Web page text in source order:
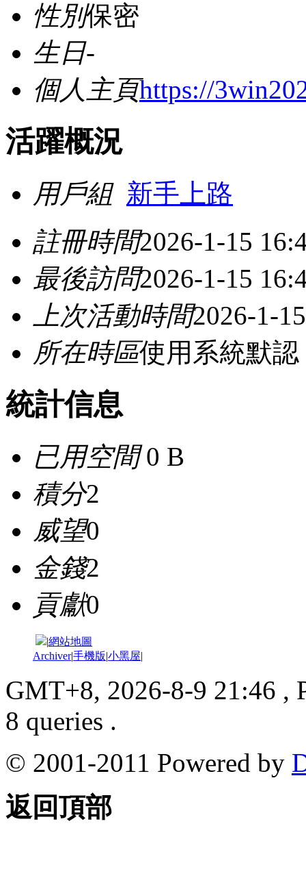
性別保密
生日-
個人主頁https://
活躍概況
用戶組 新手上路
註冊時間2026-1-15
最後訪問2026-1-15
上次活動時間2026-1-
所在時區使用系統默認
統計信息
已用空間0 B
積分2
威望0
金錢2
貢獻0
|網站地圖
Archiver|手機版|小黑屋|
GMT+8, 2026-8-9 21:46 ,
8 queries .
© 2001-2011 Powered by
返回頂部